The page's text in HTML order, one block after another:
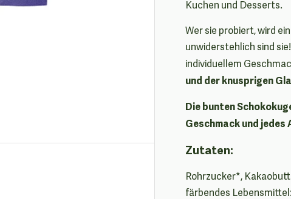
Kuchen und Desserts.
Wer sie probiert, wird
unwiderstehlich sind
individuellem
und der knusprigen
Die bunten
Geschmack und jedes
Zutaten:
Rohrzucker*,
färbendes